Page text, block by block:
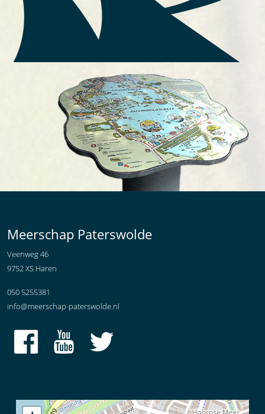
Meerschap Paterswolde
Veenweg 46
9752 XS Haren
050 5255381
info@meerschap-paterswolde.nl